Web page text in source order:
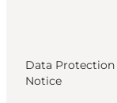
Data Protection
Notice